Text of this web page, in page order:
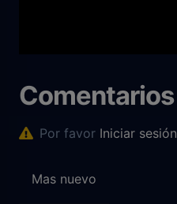
Comentarios
Por favor Iniciar sesión
Mas nuevo